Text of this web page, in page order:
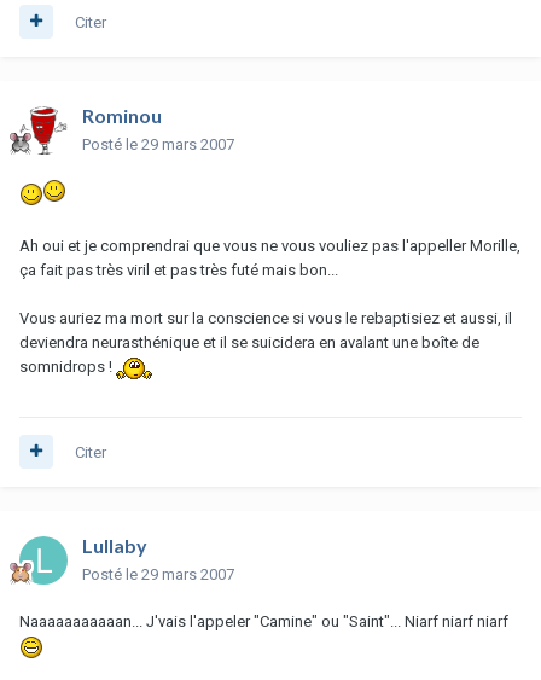
Citer
Rominou
Posté le 29 mars 2007
Ah oui et je comprendrai que vous ne vous vouliez pas l'appeller Morille,
ça fait pas très viril et pas très futé mais bon...
Vous auriez ma mort sur la conscience si vous le rebaptisiez et aussi, il
deviendra neurasthénique et il se suicidera en avalant une boîte de
somnidrops !
Citer
Lullaby
Posté le 29 mars 2007
Naaaaaaaaaaan... J'vais l'appeler "Camine" ou "Saint"... Niarf niarf niarf